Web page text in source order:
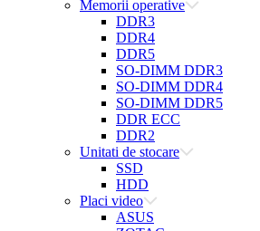
Memorii operative
DDR3
DDR4
DDR5
SO-DIMM DDR3
SO-DIMM DDR4
SO-DIMM DDR5
DDR ECC
DDR2
Unitati de stocare
SSD
HDD
Placi video
ASUS